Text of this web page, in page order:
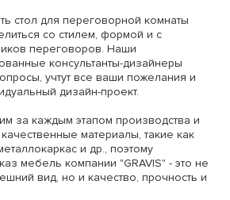
стол для переговорной комнаты
со стилем, формой и с
переговоров. Наши
консультанты-дизайнеры
учтут все ваши пожелания и
дизайн-проект.
за каждым этапом производства и
материалы, такие как
и др., поэтому
мебель компании "GRAVIS" - это не
вид, но и качество, прочность и